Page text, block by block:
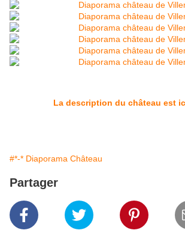
La description du château est
#*-* Diaporama Château
Partager